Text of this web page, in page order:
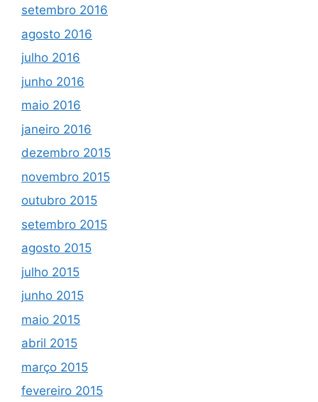
setembro 2016
agosto 2016
julho 2016
junho 2016
maio 2016
janeiro 2016
dezembro 2015
novembro 2015
outubro 2015
setembro 2015
agosto 2015
julho 2015
junho 2015
maio 2015
abril 2015
março 2015
fevereiro 2015